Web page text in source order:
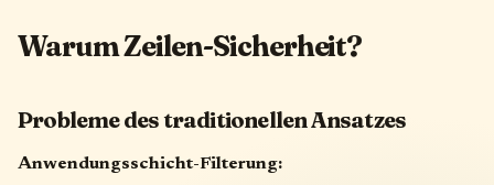
Warum Zeilen-Sicherheit?
Probleme des traditionellen Ansatzes
Anwendungsschicht-Filterung: